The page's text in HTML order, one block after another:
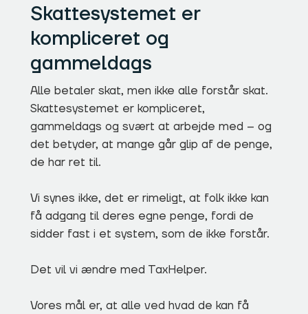
Skattesystemet er
kompliceret og
gammeldags
Alle betaler skat, men ikke alle forstår skat.
Skattesystemet er kompliceret,
gammeldags og svært at arbejde med – og
det betyder, at mange går glip af de penge,
de har ret til.
Vi synes ikke, det er rimeligt, at folk ikke kan
få adgang til deres egne penge, fordi de
sidder fast i et system, som de ikke forstår.
Det vil vi ændre med TaxHelper.
Vores mål er, at alle ved hvad de kan få